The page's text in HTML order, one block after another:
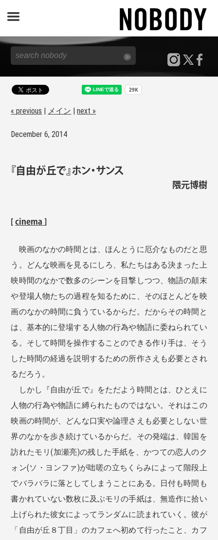
JOURNAL
SPECIAL
REPORT
NOBODY STORE
« previous メイン |next »
December 6, 2014
『自由が丘で』ホン・サンス
隈元博樹
[cinema]
映画のなかの時間とは、ほんとうに厄介なものだと思
う。どんな映画を見るにしろ、私たちはある決まった上
映時間のなかで数多のシーンを目撃しつつ、物語の顛末
や登場人物たちの過程を知るために、そのほとんどを映
画のなかの時間に負うているからだ。だからその時間と
は、基本的に登場する人物の行為や物語に委ねられてい
る。そして時間を操作することのできる作り手は、そう
した時間の経過を説明するための所作さえも必要とされ
るだろう。
しかし『自由が丘で』をただよう時間とは、ひとえに
人物の行為や物語に縛られたものではない。それはこの
映画の時間が、どんな口実や論理さえも必要としない世
界のなかを歩き続けているからだ。その発端は、韓国を
訪れたモリ(加瀬亮)の残した手紙を、かつての恋人のク
ォン(ソ・ヨンファ)が咄嗟の立ちくらみによって階段上
でバラバラに落としてしまうことにある。日付も時間も
書かれていない数枚に及ぶモリの手紙は、無造作に拾い
上げられた彼女によってランダムに読まれていく。彼が
「自由が丘８丁目」のカフェへ初めて行ったこと、カフ